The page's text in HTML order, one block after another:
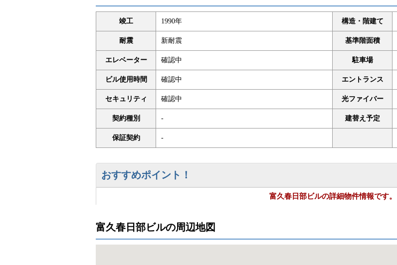
竣工 1990年 構造・階建て
耐震 新耐震 基準階面積
エレベーター 確認中 駐車場
ビル使用時間 確認中 エントランス
セキュリティ 確認中 光ファイバー
契約種別 - 建替え予定
保証契約 -
おすすめポイント！
富久春日部ビルの詳細物件情報です。
富久春日部ビルの周辺地図